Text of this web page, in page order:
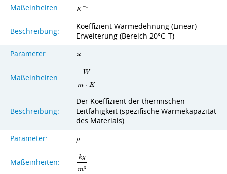
Maßeinheiten: K−1
Beschreibung:
Koeffizient Wärmedehnung (Linear)
Erweiterung (Bereich 20°C–T)
Parameter:
ϰ
Maßeinheiten:
W
m ⋅ K
Beschreibung:
Der Koeffizient der thermischen
Leitfähigkeit (spezifische Wärmekapazität
des Materials)
Parameter:
ρ
Maßeinheiten:
kg
m3